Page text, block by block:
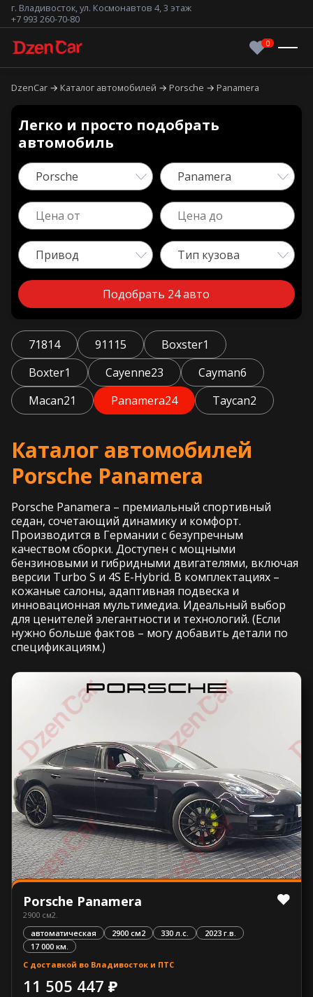
г. Владивосток, ул. Космонавтов 4, 3 этаж
+7 993 260-70-80
DzenCar Каталог автомобилей Porsche Panamera
Легко и просто подобрать
автомобиль
Porsche Panamera
Привод Тип кузова
Подобрать 24 авто
71814 911 15 Boxster1
Boxter1 Cayenne23 Cayman6
Macan21 Panamera24 Taycan2
Каталог автомобилей
Porsche Panamera
Porsche Panamera – премиальный спортивный
седан, сочетающий динамику и комфорт.
Производится в Германии с безупречным
качеством сборки. Доступен с мощными
бензиновыми и гибридными двигателями, включая
версии Turbo S и 4S E-Hybrid. В комплектациях –
кожаные салоны, адаптивная подвеска и
инновационная мультимедиа. Идеальный выбор
для ценителей элегантности и технологий. (Если
нужно больше фактов – могу добавить детали по
спецификациям.)
Porsche Panamera
2900 см2.
автоматическая
2900 см2 330 л.с.
2023 г.в.
17 000 км.
С доставкой во Владивосток и ПТС
11 505 447 ₽